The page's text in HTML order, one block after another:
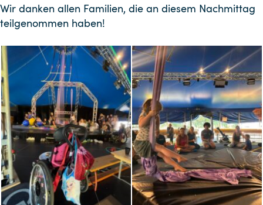
Wir danken allen Familien, die an diesem Nachmittag
teilgenommen haben!